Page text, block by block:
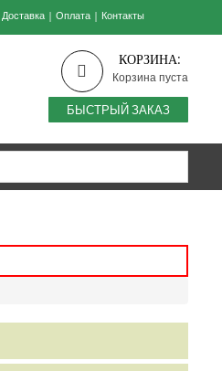
Доставка| Оплата| Контакты
КОРЗИНА:
Корзина пуста
БЫСТРЫЙ ЗАКАЗ